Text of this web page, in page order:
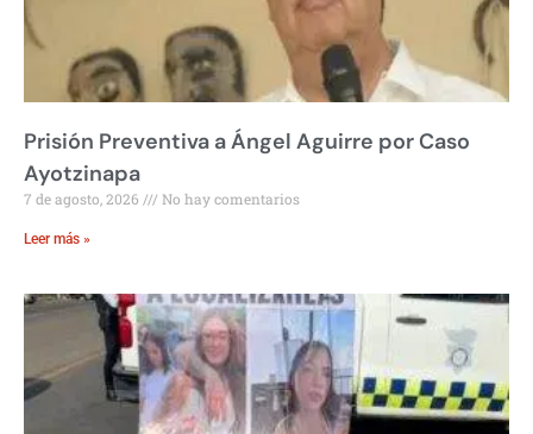
Prisión Preventiva a Ángel Aguirre por Caso
Ayotzinapa
7 de agosto, 2026 No hay comentarios
Leer más »